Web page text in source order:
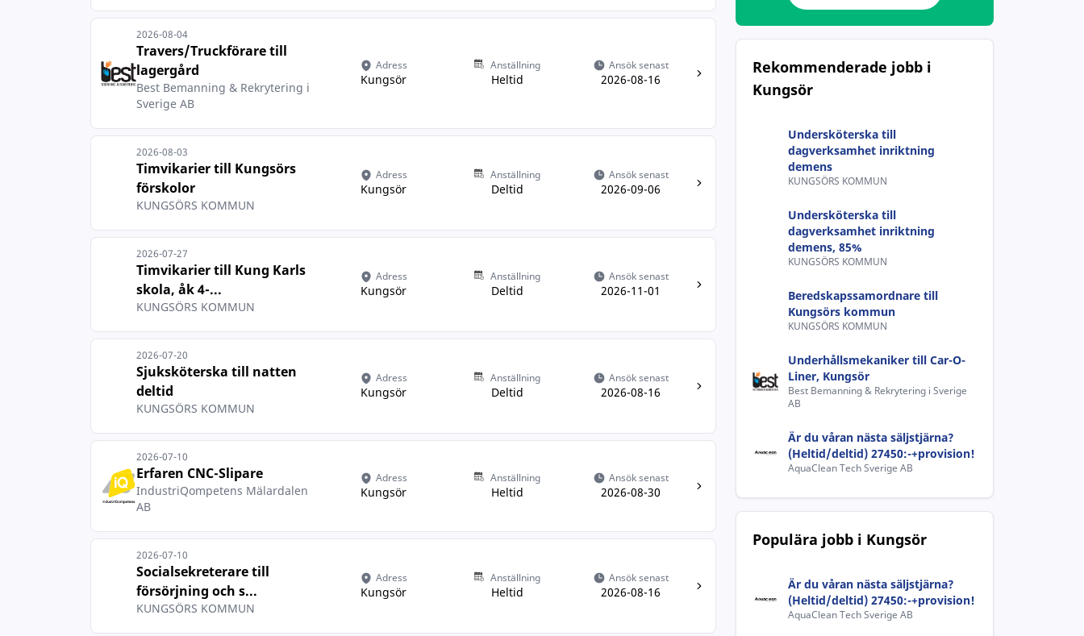
2026-08-04
Travers/Truckförare till
lagergård
Best Bemanning & Rekrytering i
Sverige AB
Adress
Kungsör
Anställning
Heltid
Ansök senast
2026-08-16
2026-08-03
Timvikarier till Kungsörs
förskolor
KUNGSÖRS KOMMUN
Adress
Kungsör
Anställning
Deltid
Ansök senast
2026-09-06
2026-07-27
Timvikarier till Kung Karls
skola, åk 4-...
KUNGSÖRS KOMMUN
Adress
Kungsör
Anställning
Deltid
Ansök senast
2026-11-01
2026-07-20
Sjuksköterska till natten
deltid
KUNGSÖRS KOMMUN
Adress
Kungsör
Anställning
Deltid
Ansök senast
2026-08-16
2026-07-10
Erfaren CNC-Slipare
IndustriQompetens Mälardalen
AB
Adress
Kungsör
Anställning
Heltid
Ansök senast
2026-08-30
2026-07-10
Socialsekreterare till
försörjning och s...
KUNGSÖRS KOMMUN
Adress
Kungsör
Anställning
Heltid
Ansök senast
2026-08-16
Rekommenderade jobb i
Kungsör
Undersköterska till
dagverksamhet inriktning
demens
KUNGSÖRS KOMMUN
Undersköterska till
dagverksamhet inriktning
demens, 85%
KUNGSÖRS KOMMUN
Beredskapssamordnare till
Kungsörs kommun
KUNGSÖRS KOMMUN
Underhållsmekaniker till Car-O-
Liner, Kungsör
Best Bemanning & Rekrytering i Sverige
AB
Är du våran nästa säljstjärna?
(Heltid/deltid) 27450:-+provision!
AquaClean Tech Sverige AB
Populära jobb i Kungsör
Är du våran nästa säljstjärna?
(Heltid/deltid) 27450:-+provision!
AquaClean Tech Sverige AB